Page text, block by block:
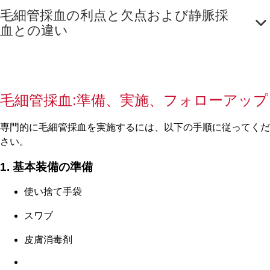
毛細管採血の利点と欠点および静脈採
血との違い
毛細管採血:準備、実施、フォローアップ
専門的に毛細管採血を実施するには、以下の手順に従ってくだ
さい。
1. 基本装備の準備
使い捨て手袋
スワブ
皮膚消毒剤